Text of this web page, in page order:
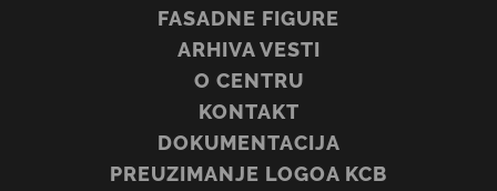
FASADNE FIGURE
ARHIVA VESTI
O CENTRU
KONTAKT
DOKUMENTACIJA
PREUZIMANJE LOGOA KCB